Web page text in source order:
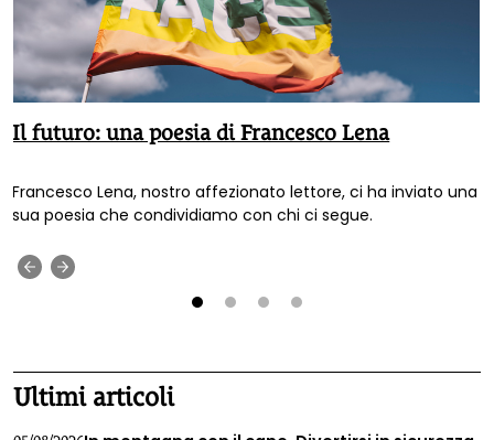
Il futuro: una poesia di Francesco Lena
Francesco Lena, nostro affezionato lettore, ci ha inviato una
sua poesia che condividiamo con chi ci segue.
Ultimi articoli